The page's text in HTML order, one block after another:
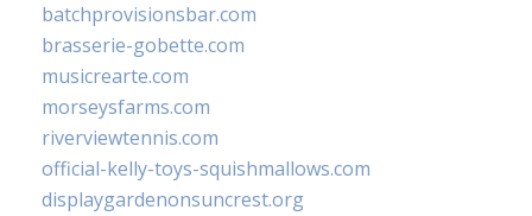
batchprovisionsbar.com
brasserie-gobette.com
musicrearte.com
morseysfarms.com
riverviewtennis.com
official-kelly-toys-squishmallows.com
displaygardenonsuncrest.org